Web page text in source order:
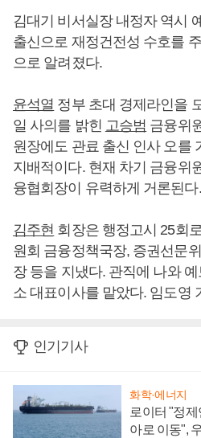
김대기 비서실장 내정자 역시
출신으로 재정건전성 수호를
으로 알려졌다.
윤석열 정부 초대 경제라인을
일 사의를 밝힌 고승범 금융위
원장에도 관료 출신 인사 오를
지배적이다. 현재 차기 금융위
융협회장이 유력하게 거론된다.
김주현 회장은 행정고시 25회
원회 금융정책국장, 증권선문
장 등을 지냈다. 관직에 나와
소 대표이사를 맡았다. 임도영
인기기사
화학·에너지
로이터 "정제
아로 이동",